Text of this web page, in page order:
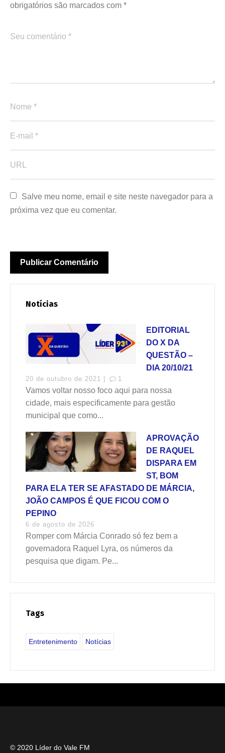
obrigatórios são marcados com *
Salve meu nome, email e site neste navegador para a
próxima vez que eu comentar.
Notícias
EDITORIAL
DO X DA
QUESTÃO –
DIA 20/10/21
20 de outubro de 2021 | 1
Vamos voltar nosso foco aqui para nossa
cidade, mais especificamente para gestão
municipal que como...
APROVAÇÃO
DE RAQUEL
DISPARA EM
ST, BOM
PARA ELA TER SE AFASTADO DE MÁRCIA,
JOÃO CAMPOS É QUE FICOU COM O
PEPINO
6 de agosto de 2026
Romper com Márcia Conrado só fez bem a
governadora Raquel Lyra, os números da
pesquisa que digam. Pe...
Tags
Entretenimento Notícias
© 2020 Líder do Vale FM